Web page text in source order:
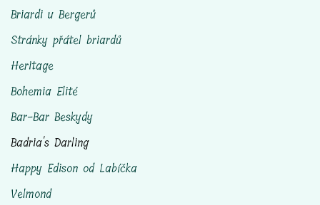
Briardi u Bergerů
Stránky přátel briardů
Heritage
Bohemia Elité
Bar-Bar Beskydy
Badria's Darling
Happy Edison od Labíčka
Velmond